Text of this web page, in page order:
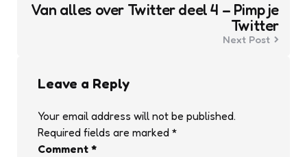
Van alles over Twitter deel 4 – Pimp je
Twitter
Next Post
Leave a Reply
Your email address will not be published.
Required fields are marked *
Comment *